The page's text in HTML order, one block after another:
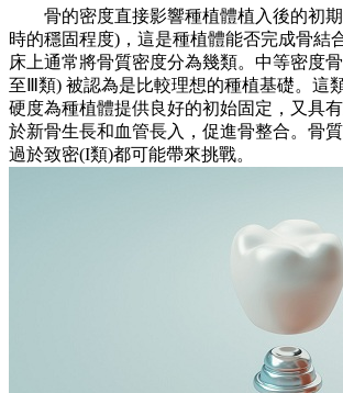
骨的密度直接影響種植體植入後的初期
時的穩固程度)，這是種植體能否完成骨結
床上通常將骨質密度分為幾類。中等密度骨
至Ⅲ類) 被認為是比較理想的種植基礎。這
硬度為種植體提供良好的初始固定，又具
於新骨生長和血管長入，促進骨整合。骨
過於致密(I類)都可能帶來挑戰。